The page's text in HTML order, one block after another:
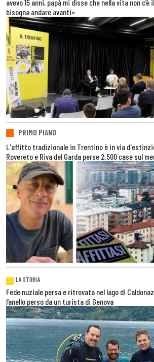
avevo 15 anni, papà mi disse che nella vita non
bisogna andare avanti»
PRIMO PIANO
L'affitto tradizionale in Trentino è in via
Rovereto e Riva del Garda perse 2.500 case sul
LA STORIA
Fede nuziale persa e ritrovata nel lago di
l’anello perso da un turista di Genova